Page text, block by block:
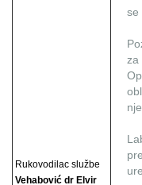
Rukovodilac službe
Vehabović dr Elvir
se
za